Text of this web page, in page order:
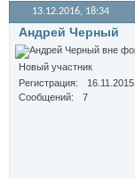
13.12.2016, 18:34
Андрей Черный
Новый участник
Регистрация
16.11.2015
Сообщений
7